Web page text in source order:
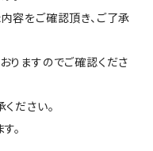
容をご確認頂き、ご了承
りますのでご確認くださ
ださい。
。